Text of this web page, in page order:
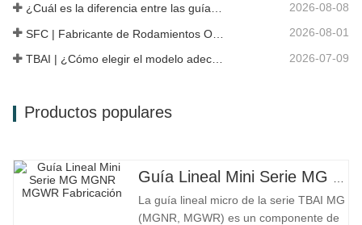
¿Cuál es la diferencia entre las guías lineales HG, EG y MG? 2026-08-08
2026-08-01
2026-07-09
Productos populares
La guía lineal micro de la serie TBAI MG
(MGNR, MGWR) es un componente de